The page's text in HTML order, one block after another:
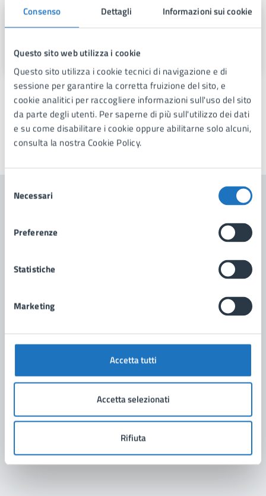
Consenso Dettagli Informazioni sui cookie
Questo sito web utilizza i cookie
Questo sito utilizza i cookie tecnici di navigazione e di
sessione per garantire la corretta fruizione del sito, e
cookie analitici per raccogliere informazioni sull'uso del sito
da parte degli utenti. Per saperne di più sull'utilizzo dei dati
e su come disabilitare i cookie oppure abilitarne solo alcuni,
consulta la nostra Cookie Policy.
delNecessari
Preferenze
Statistiche
Marketing
Accetta tutti
Accetta selezionati
Rifiuta
Segretario Generale
Via Fra Benedetto Margarito, 1, 74024
21/02/2026, 08:54